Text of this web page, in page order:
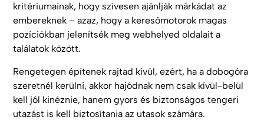
kritériumainak, hogy szívesen ajánlják márkádat az
embereknek – azaz, hogy a keresőmotorok magas
pozíciókban jelenítsék meg webhelyed oldalait a
találatok között.
Rengetegen építenek rajtad kívül, ezért, ha a dobogóra
szeretnél kerülni, akkor hajódnak nem csak kívül-belül
kell jól kinéznie, hanem gyors és biztonságos tengeri
utazást is kell biztosítania az utasok számára.